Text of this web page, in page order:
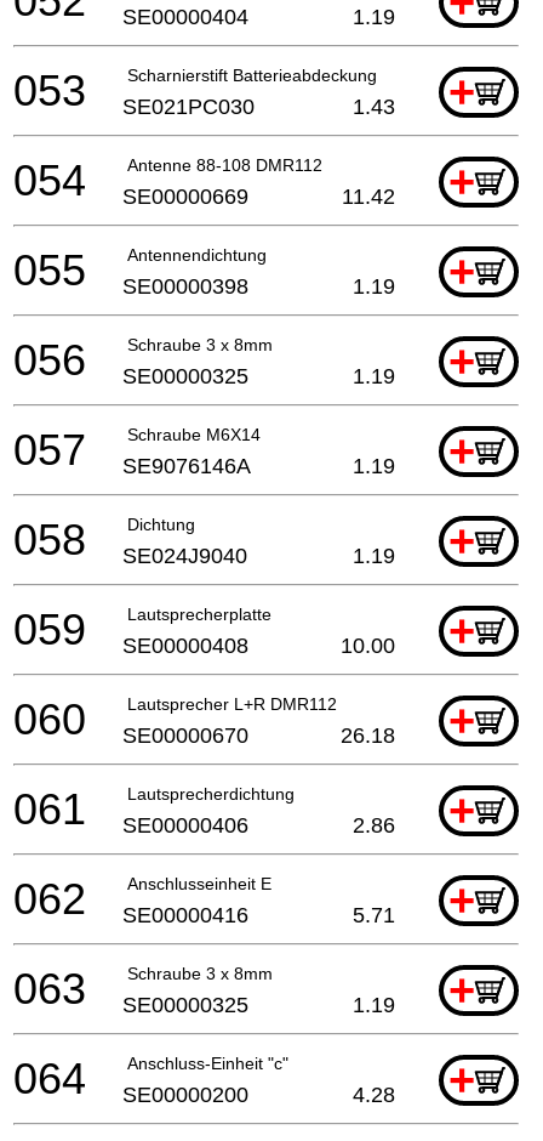
SE00000404 1.19
Scharnierstift Batterieabdeckung +
053 SE021PC030 1.43
Antenne 88-108 DMR112 +
054 SE00000669 11.42
Antennendichtung +
055 SE00000398 1.19
Schraube 3 x 8mm +
056 SE00000325 1.19
Schraube M6X14 +
057 SE9076146A 1.19
Dichtung +
058 SE024J9040 1.19
Lautsprecherplatte +
059 SE00000408 10.00
Lautsprecher L+R DMR112 +
060 SE00000670 26.18
Lautsprecherdichtung +
061 SE00000406 2.86
Anschlusseinheit E +
062 SE00000416 5.71
Schraube 3 x 8mm +
063 SE00000325 1.19
Anschluss-Einheit "c" +
064 SE00000200 4.28